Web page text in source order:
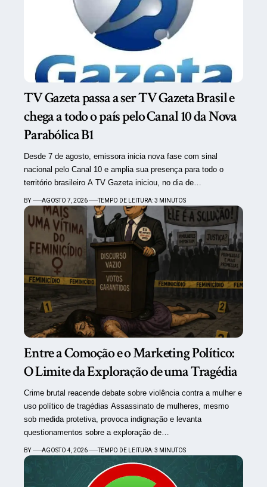
TV Gazeta passa a ser TV Gazeta Brasil e
chega a todo o país pelo Canal 10 da Nova
Parabólica B1
Desde 7 de agosto, emissora inicia nova fase com sinal
nacional pelo Canal 10 e amplia sua presença para todo o
território brasileiro A TV Gazeta iniciou, no dia de…
BY AGOSTO 7, 2026 TEMPO DE LEITURA: 3 MINUTOS
Entre a Comoção e o Marketing Político:
O Limite da Exploração de uma Tragédia
Crime brutal reacende debate sobre violência contra a mulher e
uso político de tragédias Assassinato de mulheres, mesmo
sob medida protetiva, provoca indignação e levanta
questionamentos sobre a exploração de…
BY AGOSTO 4, 2026 TEMPO DE LEITURA: 3 MINUTOS